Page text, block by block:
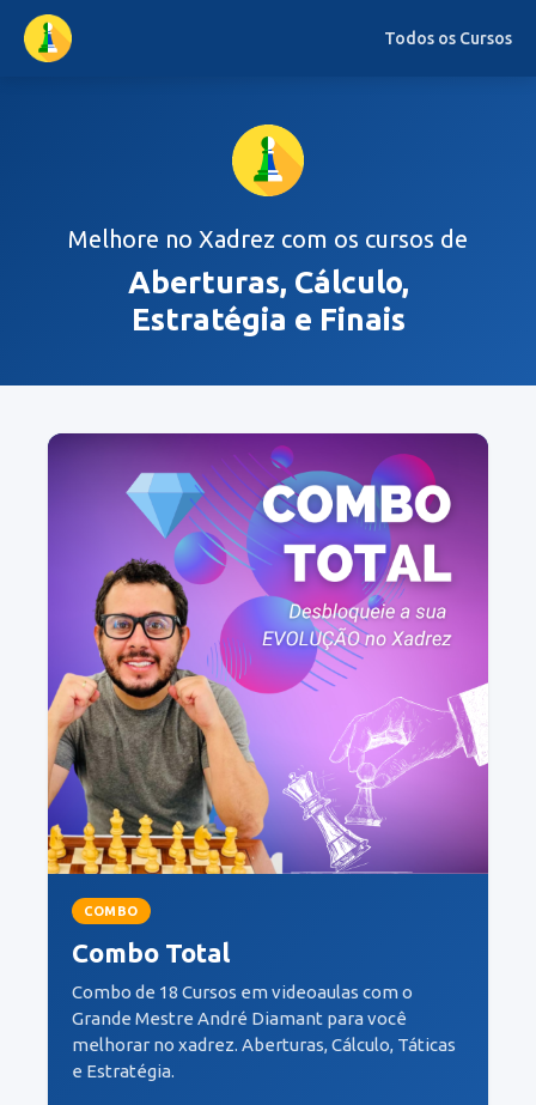
Todos os Cursos
Melhore no Xadrez com os cursos de
Aberturas, Cálculo,
Estratégia e Finais
COMBO
Combo Total
Combo de 18 Cursos em videoaulas com o
Grande Mestre André Diamant para você
melhorar no xadrez. Aberturas, Cálculo, Táticas
e Estratégia.